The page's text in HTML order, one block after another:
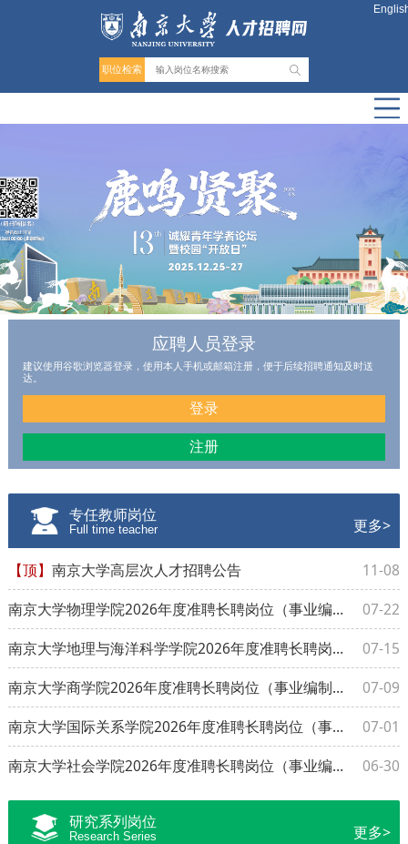
职位检索
应聘人员登录
建议使用谷歌浏览器登录，使用本人手机或邮箱注册，便于后续招聘通知及时送
达。
登录
注册
专任教师岗位
Full time teacher 更多>
【顶】 南京大学高层次人才招聘公告
11-08
南京大学物理学院2026年度准聘长聘岗位（事业编制）招聘公告
07-22
南京大学地理与海洋科学学院2026年度准聘长聘岗位（事业编制）招聘公告
07-15
南京大学商学院2026年度准聘长聘岗位（事业编制）招聘公告
07-09
南京大学国际关系学院2026年度准聘长聘岗位（事业编制）招聘公告
07-01
南京大学社会学院2026年度准聘长聘岗位（事业编制）招聘公告
06-30
研究系列岗位
Research Series 更多>